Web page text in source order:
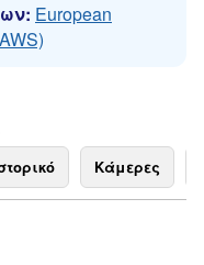
European
Κάμερες